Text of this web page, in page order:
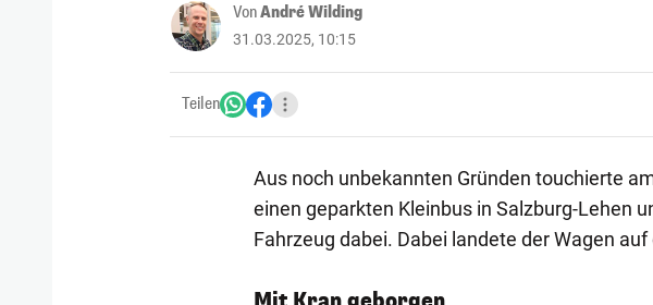
VonAndré Wilding
31.03.2025, 10:15
Teilen
Aus noch unbekannten Gründen touchierte
einen geparkten Kleinbus in Salzburg-Lehen
Fahrzeug dabei. Dabei landete der Wagen auf